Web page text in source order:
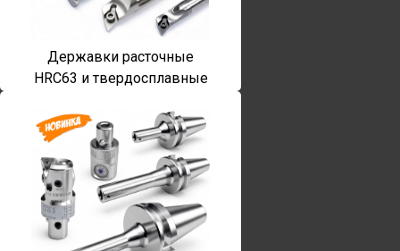
Державки расточные
HRC63 и твердосплавные